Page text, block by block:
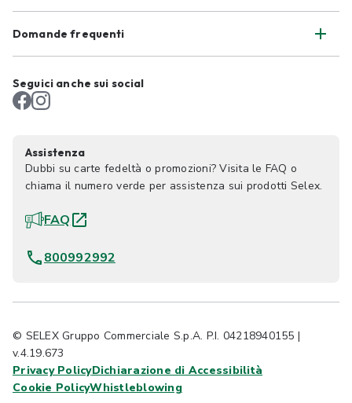
Domande frequenti
Seguici anche sui social
Assistenza
Dubbi su carte fedeltà o promozioni? Visita le FAQ o
chiama il numero verde per assistenza sui prodotti Selex.
FAQ
800992992
© SELEX Gruppo Commerciale S.p.A. P.I. 04218940155 |
v.4.19.673
Privacy PolicyDichiarazione di Accessibilità
Cookie PolicyWhistleblowing